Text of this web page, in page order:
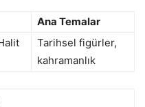
Ana Temalar
Tarihsel figürler,
kahramanlık